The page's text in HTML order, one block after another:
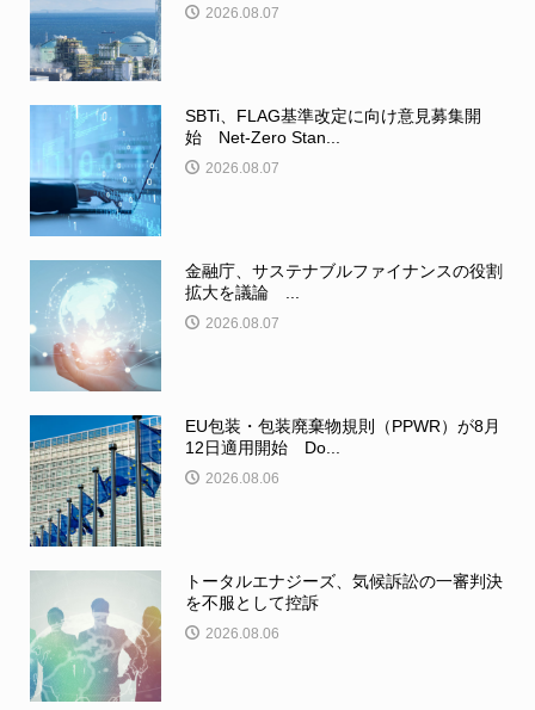
2026.08.07
SBTi、FLAG基準改定に向け意見募集開
始 Net-Zero Stan...
2026.08.07
金融庁、サステナブルファイナンスの役割
拡大を議論 ...
2026.08.07
EU包装・包装廃棄物規則（PPWR）が8月
12日適用開始 Do...
2026.08.06
トータルエナジーズ、気候訴訟の一審判決
を不服として控訴
2026.08.06